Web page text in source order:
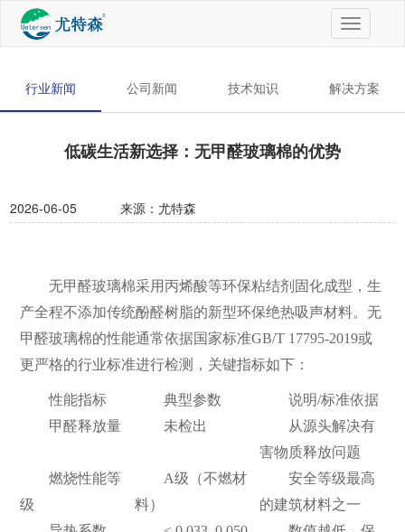
切
换
航
行业新闻 公司新闻 技术知识 解决方案
低碳生活新选择：无甲醛玻璃棉的优势
2026-06-05 来源：尤特森
无甲醛玻璃棉采用丙烯酸等环保粘结剂固化成型，生
产全程不添加传统酚醛树脂的新型环保绝热吸声材料。 无
甲醛玻璃棉的性能通常依据国家标准GB/T 17795-2019或
更严格的行业标准进行检测，关键指标如下：
性能指标 典型参数
说明/标准依据
甲醛释放量
未检出
从源头解决有
害物质释放问题
燃烧性能等
级
A级（不燃材
料）
安全等级最高
的建筑材料之一